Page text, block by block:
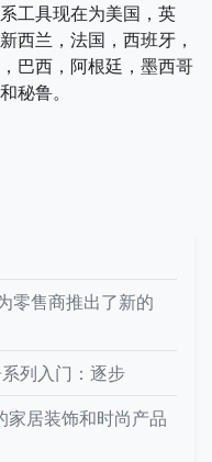
工具现在为美国，英
西兰，法国，西班牙，
巴西，阿根廷，墨西哥
秘鲁。
零售商推出了新的
列入门：逐步
家居装饰和时尚产品